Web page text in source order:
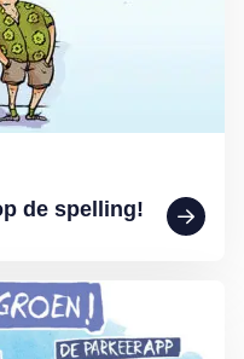
de spelling!
kan duur uitpakken